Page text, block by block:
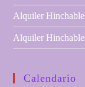
Alquiler
Alquiler
Calendario